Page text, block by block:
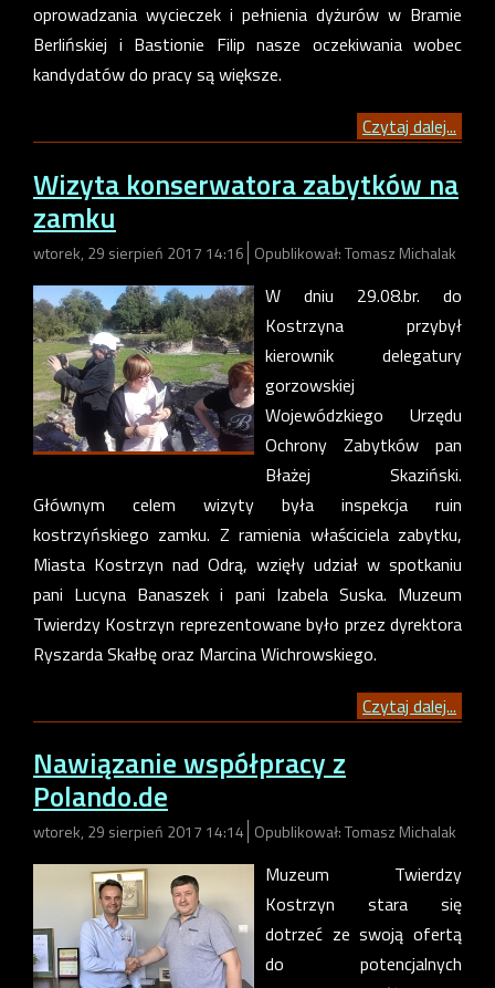
oprowadzania wycieczek i pełnienia dyżurów w Bramie
Berlińskiej i Bastionie Filip nasze oczekiwania wobec
kandydatów do pracy są większe.
Czytaj dalej...
Wizyta konserwatora zabytków na
zamku
wtorek, 29 sierpień 2017 14:16 Opublikował: Tomasz Michalak
W dniu 29.08.br. do
Kostrzyna przybył
kierownik delegatury
gorzowskiej
Wojewódzkiego Urzędu
Ochrony Zabytków pan
Błażej Skaziński.
Głównym celem wizyty była inspekcja ruin
kostrzyńskiego zamku. Z ramienia właściciela zabytku,
Miasta Kostrzyn nad Odrą, wzięły udział w spotkaniu
pani Lucyna Banaszek i pani Izabela Suska. Muzeum
Twierdzy Kostrzyn reprezentowane było przez dyrektora
Ryszarda Skałbę oraz Marcina Wichrowskiego.
Czytaj dalej...
Nawiązanie współpracy z
Polando.de
wtorek, 29 sierpień 2017 14:14 Opublikował: Tomasz Michalak
Muzeum Twierdzy
Kostrzyn stara się
dotrzeć ze swoją ofertą
do potencjalnych